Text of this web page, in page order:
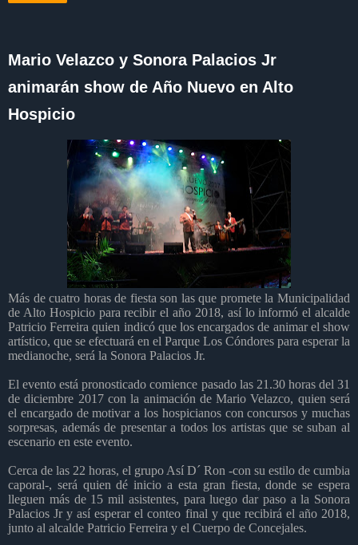
Mario Velazco y Sonora Palacios Jr
animarán show de Año Nuevo en Alto
Hospicio
Más de cuatro horas de fiesta son las que promete la Municipalidad
de Alto Hospicio para recibir el año 2018, así lo informó el alcalde
Patricio Ferreira quien indicó que los encargados de animar el show
artístico, que se efectuará en el Parque Los Cóndores para esperar la
medianoche, será la Sonora Palacios Jr.
El evento está pronosticado comience pasado las 21.30 horas del 31
de diciembre 2017 con la animación de Mario Velazco, quien será
el encargado de motivar a los hospicianos con concursos y muchas
sorpresas, además de presentar a todos los artistas que se suban al
escenario en este evento.
Cerca de las 22 horas, el grupo Así D´ Ron -con su estilo de cumbia
caporal-, será quien dé inicio a esta gran fiesta, donde se espera
lleguen más de 15 mil asistentes, para luego dar paso a la Sonora
Palacios Jr y así esperar el conteo final y que recibirá el año 2018,
junto al alcalde Patricio Ferreira y el Cuerpo de Concejales.